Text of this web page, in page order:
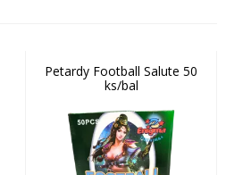
Petardy Football Salute 50
ks/bal